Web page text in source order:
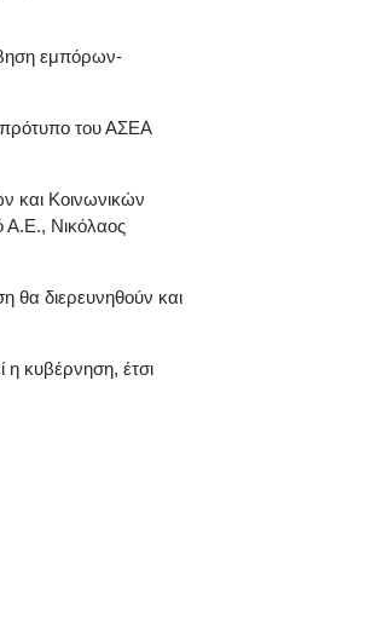
εμπόρων-
πρότυπο του ΑΣΕΑ
και Κοινωνικών
Α.Ε., Νικόλαος
θα διερευνηθούν και
η κυβέρνηση, έτσι